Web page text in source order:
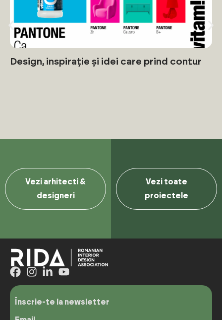
Design, inspirație și idei care prind contur
Vezi arhitecti &
designeri
Vezi toate
proiectele
Înscrie-te la newsletter